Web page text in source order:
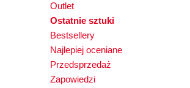
Outlet
Ostatnie sztuki
Bestsellery
Najlepiej oceniane
Przedsprzedaż
Zapowiedzi